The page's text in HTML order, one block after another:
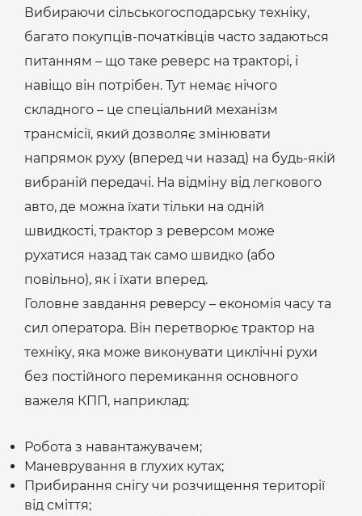
Вибираючи сільськогосподарську техніку,
багато покупців-початківців часто задаються
питанням – що таке реверс на тракторі, і
навіщо він потрібен. Тут немає нічого
складного – це спеціальний механізм
трансмісії, який дозволяє змінювати
напрямок руху (вперед чи назад) на будь-якій
вибраній передачі. На відміну від легкового
авто, де можна їхати тільки на одній
швидкості, трактор з реверсом може
рухатися назад так само швидко (або
повільно), як і їхати вперед.
Головне завдання реверсу – економія часу та
сил оператора. Він перетворює трактор на
техніку, яка може виконувати циклічні рухи
без постійного перемикання основного
важеля КПП, наприклад:
Робота з навантажувачем;
Маневрування в глухих кутах;
Прибирання снігу чи розчищення території
від сміття;